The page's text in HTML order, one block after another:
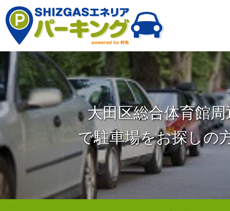
大田区総合体育館周
で駐車場をお探しの